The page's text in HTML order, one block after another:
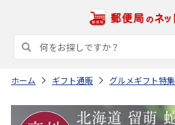
ホーム ギフト通販 グルメギフト特集